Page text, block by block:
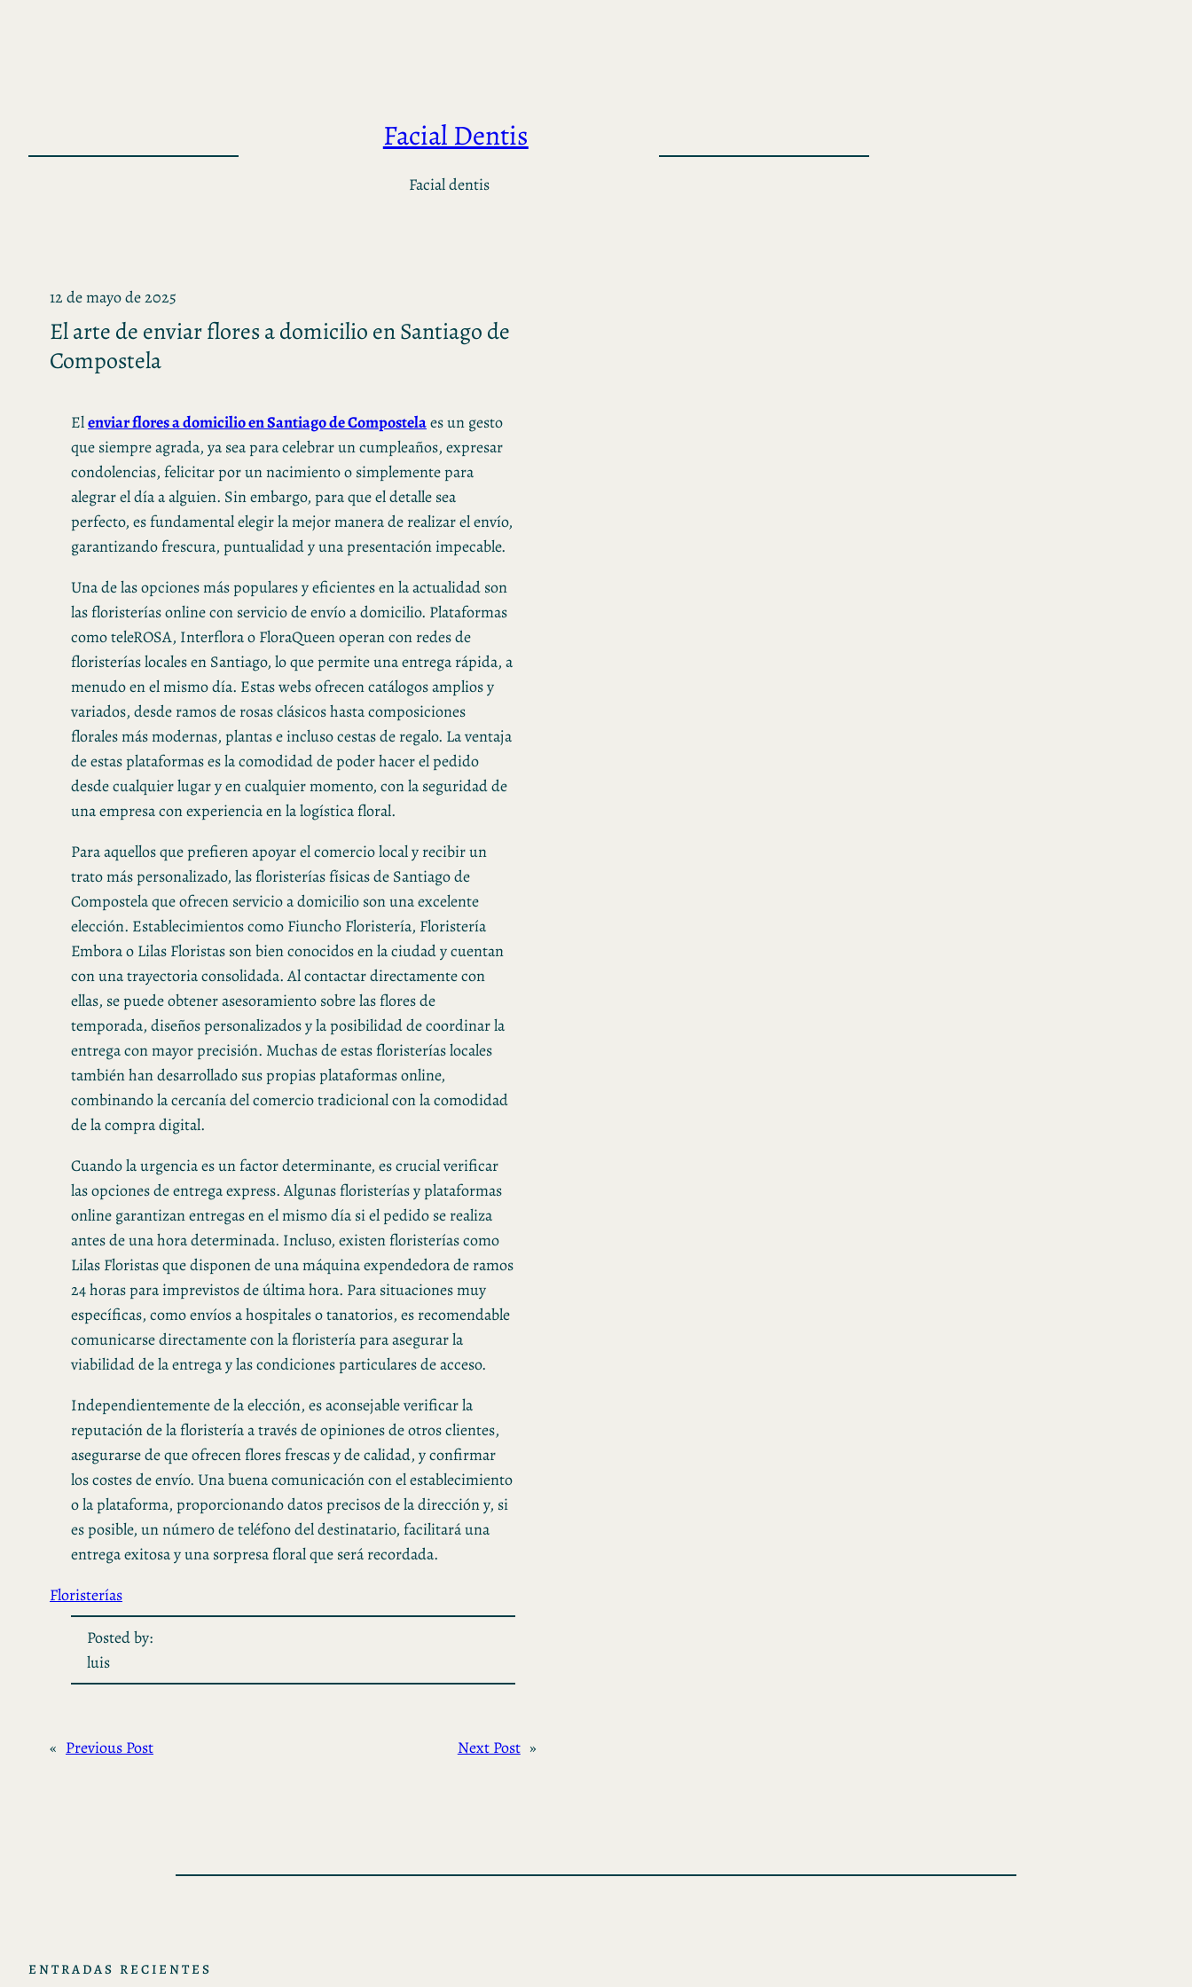
Facial Dentis
Facial dentis
12 de mayo de 2025
El arte de enviar flores a domicilio en Santiago de
Compostela
Elenviar flores a domicilio en Santiago de Compostelaes un gesto
que siempre agrada, ya sea para celebrar un cumpleaños, expresar
condolencias, felicitar por un nacimiento o simplemente para
alegrar el día a alguien. Sin embargo, para que el detalle sea
perfecto, es fundamental elegir la mejor manera de realizar el envío,
garantizando frescura, puntualidad y una presentación impecable.
Una de las opciones más populares y eficientes en la actualidad son
las floristerías online con servicio de envío a domicilio. Plataformas
como teleROSA, Interflora o FloraQueen operan con redes de
floristerías locales en Santiago, lo que permite una entrega rápida, a
menudo en el mismo día. Estas webs ofrecen catálogos amplios y
variados, desde ramos de rosas clásicos hasta composiciones
florales más modernas, plantas e incluso cestas de regalo. La ventaja
de estas plataformas es la comodidad de poder hacer el pedido
desde cualquier lugar y en cualquier momento, con la seguridad de
una empresa con experiencia en la logística floral.
Para aquellos que prefieren apoyar el comercio local y recibir un
trato más personalizado, las floristerías físicas de Santiago de
Compostela que ofrecen servicio a domicilio son una excelente
elección. Establecimientos como Fiuncho Floristería, Floristería
Embora o Lilas Floristas son bien conocidos en la ciudad y cuentan
con una trayectoria consolidada. Al contactar directamente con
ellas, se puede obtener asesoramiento sobre las flores de
temporada, diseños personalizados y la posibilidad de coordinar la
entrega con mayor precisión. Muchas de estas floristerías locales
también han desarrollado sus propias plataformas online,
combinando la cercanía del comercio tradicional con la comodidad
de la compra digital.
Cuando la urgencia es un factor determinante, es crucial verificar
las opciones de entrega express. Algunas floristerías y plataformas
online garantizan entregas en el mismo día si el pedido se realiza
antes de una hora determinada. Incluso, existen floristerías como
Lilas Floristas que disponen de una máquina expendedora de ramos
24 horas para imprevistos de última hora. Para situaciones muy
específicas, como envíos a hospitales o tanatorios, es recomendable
comunicarse directamente con la floristería para asegurar la
viabilidad de la entrega y las condiciones particulares de acceso.
Independientemente de la elección, es aconsejable verificar la
reputación de la floristería a través de opiniones de otros clientes,
asegurarse de que ofrecen flores frescas y de calidad, y confirmar
los costes de envío. Una buena comunicación con el establecimiento
o la plataforma, proporcionando datos precisos de la dirección y, si
es posible, un número de teléfono del destinatario, facilitará una
entrega exitosa y una sorpresa floral que será recordada.
Floristerías
Posted by:
luis
« Previous Post Next Post »
ENTRADAS RECIENTES